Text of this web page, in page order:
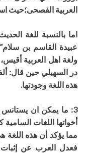
العربية
اما بالنسبة للغة
عبيدة القاسم بن
ولغة اهل العربية أقيس،
در السهيلي حين قال:
هذه اللغة وجودتها.
3: ما يمكن ان يستانس
أخواتها اللغات السامية
مما يؤكد أن هذه اللغة
فعدل العرب عن إثبات